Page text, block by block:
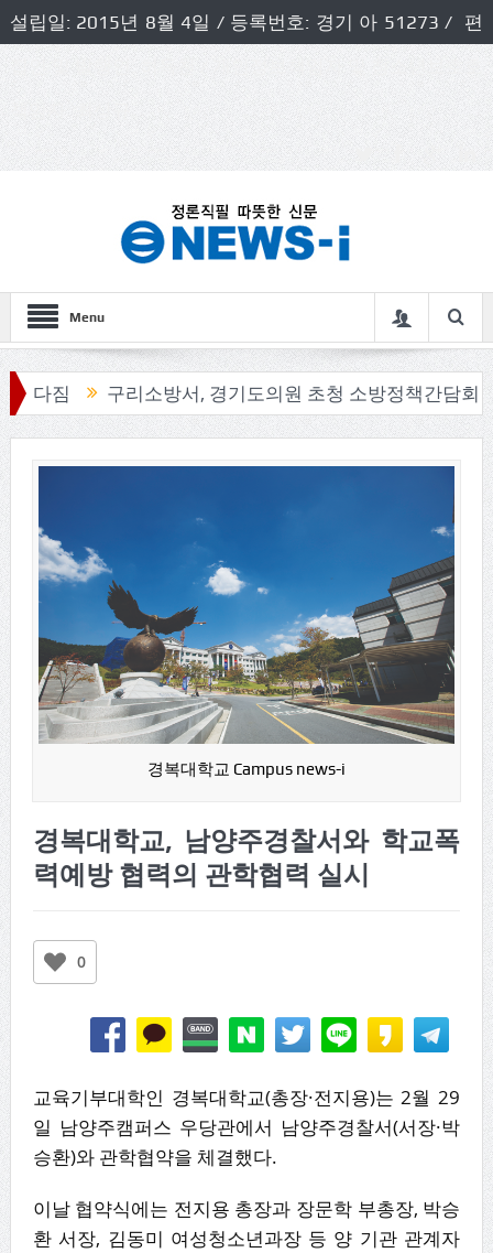
설립일: 2015년 8월 4일 / 등록번호: 경기 아 51273 / 편
집인 및 발행인: 허득천 / 개인정보책임자 및 청소년보호호
책임자: 최상규
Menu
구리소방서, 경기도의원 초청 소방정책간담회 개최
경복대학교 Campus news-i
경복대학교, 남양주경찰서와 학교폭
력예방 협력의 관학협력 실시
0
교육기부대학인 경복대학교(총장·전지용)는 2월 29
일 남양주캠퍼스 우당관에서 남양주경찰서(서장·박
승환)와 관학협약을 체결했다.
이날 협약식에는 전지용 총장과 장문학 부총장, 박승
환 서장, 김동미 여성청소년과장 등 양 기관 관계자